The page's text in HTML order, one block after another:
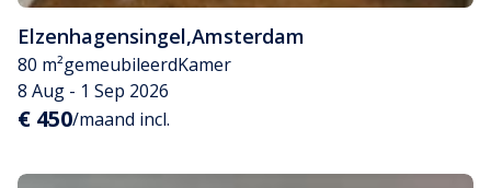
Elzenhagensingel,Amsterdam
80 m²gemeubileerdKamer
8 Aug - 1 Sep 2026
€ 450/maand incl.